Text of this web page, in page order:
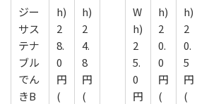
ジー
サス
テナ
ブル
でん
きB
h)
2
8.
0
円
(
h)
2
4.
8
円
(
W
h)
2
5.
0
円
h)
2
0.
0
円
(
h)
2
0.
5
円
(